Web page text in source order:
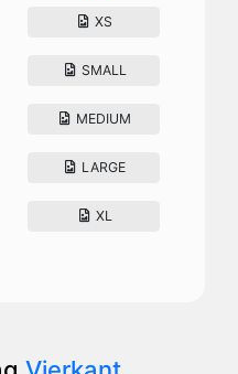
XS
SMALL
MEDIUM
LARGE
XL